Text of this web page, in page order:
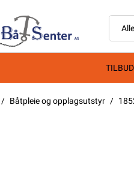
TILBUD
Båtpleie og opplagsutstyr